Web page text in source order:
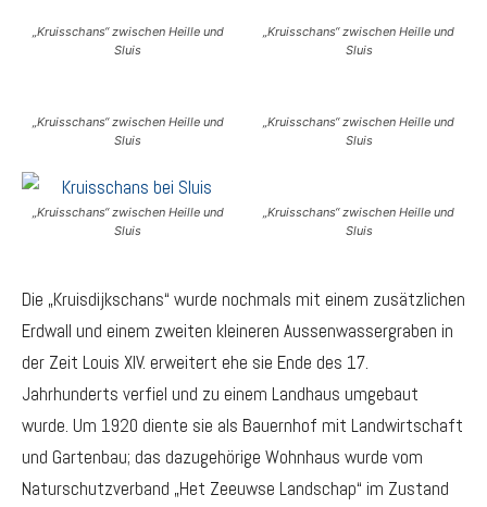
„Kruisschans“ zwischen Heille und
Sluis
„Kruisschans“ zwischen Heille und
Sluis
„Kruisschans“ zwischen Heille und
Sluis
„Kruisschans“ zwischen Heille und
Sluis
„Kruisschans“ zwischen Heille und
Sluis
„Kruisschans“ zwischen Heille und
Sluis
Die „Kruisdijkschans“ wurde nochmals mit einem zusätzlichen
Erdwall und einem zweiten kleineren Aussenwassergraben in
der Zeit Louis XIV. erweitert ehe sie Ende des 17.
Jahrhunderts verfiel und zu einem Landhaus umgebaut
wurde. Um 1920 diente sie als Bauernhof mit Landwirtschaft
und Gartenbau; das dazugehörige Wohnhaus wurde vom
Naturschutzverband „Het Zeeuwse Landschap“ im Zustand